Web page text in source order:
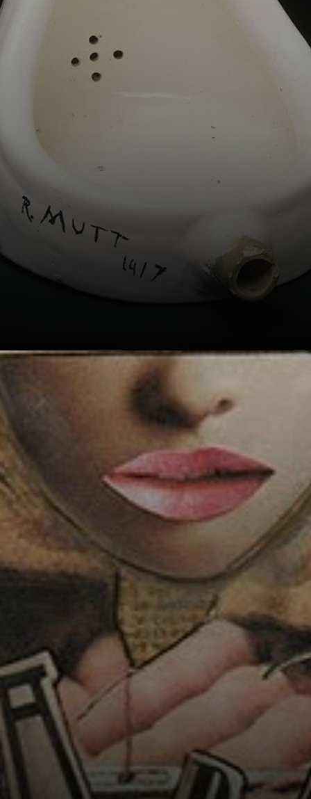
Y claro, en medio
de ese caos nació
el Dadaísmo en
Zúrich. Querían
crear un
"antiarte", algo
que rompiera con
todo.